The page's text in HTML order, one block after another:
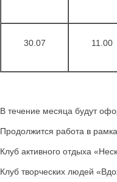
30.07 11.00
В течение месяца будут
Продолжится работа в
Клуб активного отдыха
Клуб творческих людей